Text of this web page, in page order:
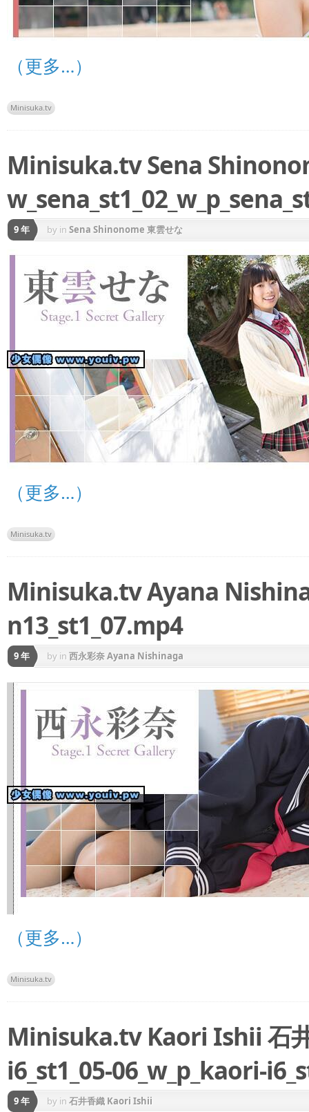
（更多…）
Minisuka.tv
Minisuka.tv Sena
9 年 by in Sena Shinonome 東雲せな
（更多…）
Minisuka.tv
Minisuka.tv Ayana
n13_st1_07.mp4
9 年 by in 西永彩奈 Ayana Nishinaga
（更多…）
Minisuka.tv
Minisuka.tv Kaori Ishii 石
i6_st1_05-06_w_p_kaori-
9 年 by in 石井香織 Kaori Ishii